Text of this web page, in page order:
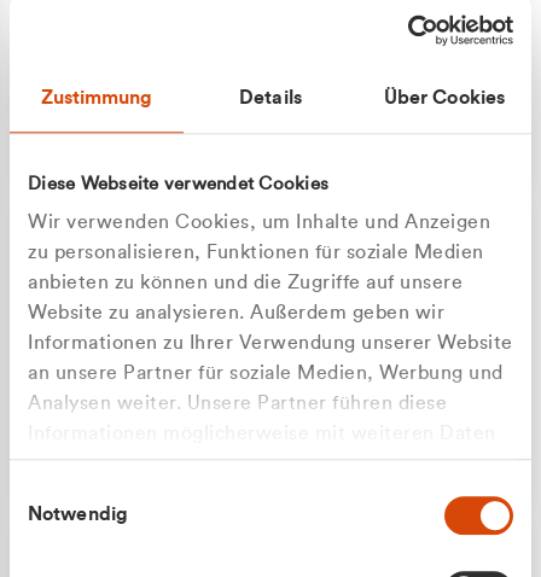
Zustimmung Details Über Cookies
Diese Webseite verwendet Cookies
Wir verwenden Cookies, um Inhalte und Anzeigen
zu personalisieren, Funktionen für soziale Medien
anbieten zu können und die Zugriffe auf unsere
Website zu analysieren. Außerdem geben wir
Informationen zu Ihrer Verwendung unserer Website
an unsere Partner für soziale Medien, Werbung und
Analysen weiter. Unsere Partner führen diese
gesammelt haben.
Notwendig
+49 177 8376058
Apilash Balanesan